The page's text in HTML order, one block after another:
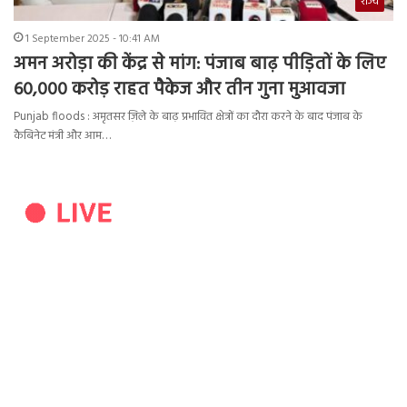
1 September 2025 - 10:41 AM
अमन अरोड़ा की केंद्र से मांग: पंजाब बाढ़ पीड़ितों के लिए
60,000 करोड़ राहत पैकेज और तीन गुना मुआवजा
Punjab floods : अमृतसर ज़िले के बाढ़ प्रभावित क्षेत्रों का दौरा करने के बाद पंजाब के
कैबिनेट मंत्री और आम…